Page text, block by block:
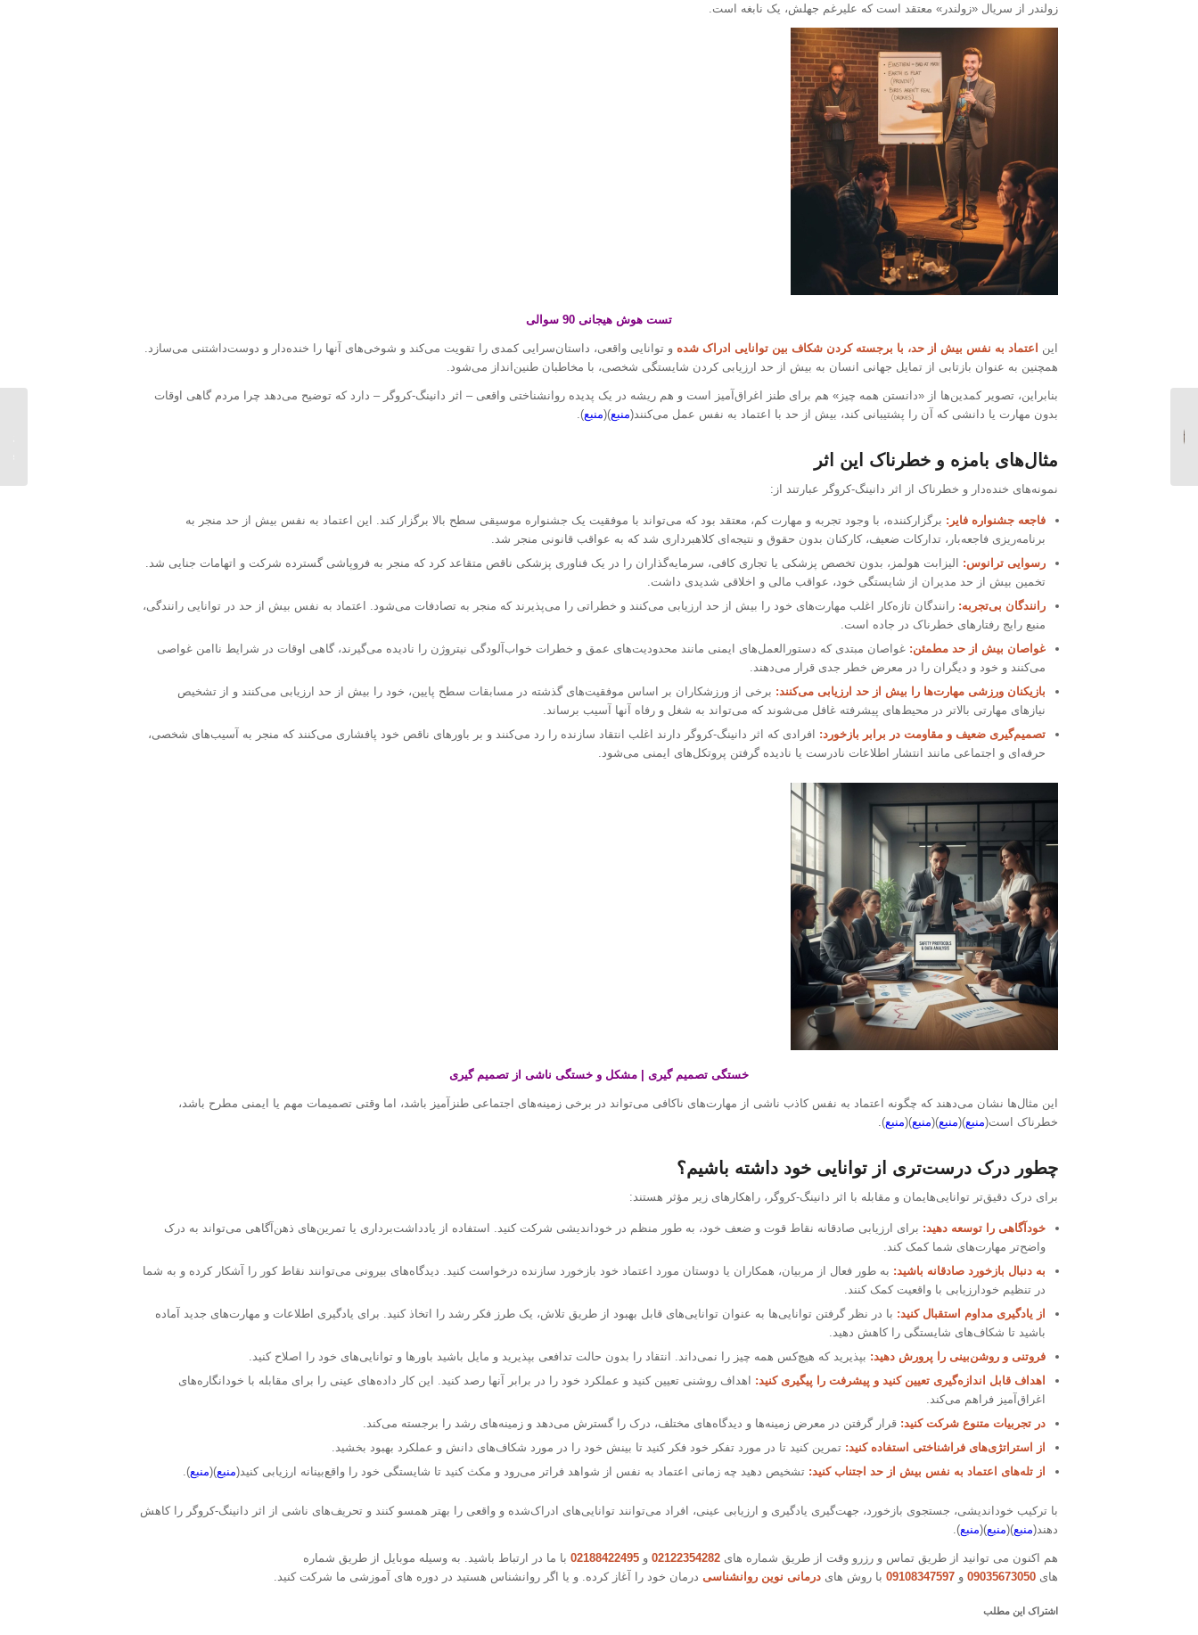
زولندر از سریال «زولندر» معتقد است که علیرغم جهلش، یک نابغه است.
تست هوش هیجانی 90 سوالی
این اعتماد به نفس بیش از حد، با برجسته کردن شکاف بین توانایی ادراک شده و توانایی واقعی، داستان‌سرایی کمدی را تقویت می‌کند و شوخی‌های آنها را خنده‌دار و دوست‌داشتنی می‌سازد.
همچنین به عنوان بازتابی از تمایل جهانی انسان به بیش از حد ارزیابی کردن شایستگی شخصی، با مخاطبان طنین‌انداز می‌شود.
بنابراین، تصویر کمدین‌ها از «دانستن همه چیز» هم برای طنز اغراق‌آمیز است و هم ریشه در یک پدیده روانشناختی واقعی – اثر دانینگ-کروگر – دارد که توضیح می‌دهد چرا مردم گاهی اوقات
بدون مهارت یا دانشی که آن را پشتیبانی کند، بیش از حد با اعتماد به نفس عمل می‌کنند(منبع)(منبع).
مثال‌های بامزه و خطرناک این اثر
نمونه‌های خنده‌دار و خطرناک از اثر دانینگ-کروگر عبارتند از:
فاجعه جشنواره فایر: برگزارکننده، با وجود تجربه و مهارت کم، معتقد بود که می‌تواند با موفقیت یک جشنواره موسیقی سطح بالا برگزار کند. این اعتماد به نفس بیش از حد منجر به
برنامه‌ریزی فاجعه‌بار، تدارکات ضعیف، کارکنان بدون حقوق و نتیجه‌ای کلاهبرداری شد که به عواقب قانونی منجر شد.
رسوایی ترانوس: الیزابت هولمز، بدون تخصص پزشکی یا تجاری کافی، سرمایه‌گذاران را در یک فناوری پزشکی ناقص متقاعد کرد که منجر به فروپاشی گسترده شرکت و اتهامات جنایی شد.
تخمین بیش از حد مدیران از شایستگی خود، عواقب مالی و اخلاقی شدیدی داشت.
رانندگان بی‌تجربه: رانندگان تازه‌کار اغلب مهارت‌های خود را بیش از حد ارزیابی می‌کنند و خطراتی را می‌پذیرند که منجر به تصادفات می‌شود. اعتماد به نفس بیش از حد در توانایی رانندگی،
منبع رایج رفتارهای خطرناک در جاده است.
غواصان بیش از حد مطمئن: غواصان مبتدی که دستورالعمل‌های ایمنی مانند محدودیت‌های عمق و خطرات خواب‌آلودگی نیتروژن را نادیده می‌گیرند، گاهی اوقات در شرایط ناامن غواصی
می‌کنند و خود و دیگران را در معرض خطر جدی قرار می‌دهند.
بازیکنان ورزشی مهارت‌ها را بیش از حد ارزیابی می‌کنند: برخی از ورزشکاران بر اساس موفقیت‌های گذشته در مسابقات سطح پایین، خود را بیش از حد ارزیابی می‌کنند و از تشخیص
نیازهای مهارتی بالاتر در محیط‌های پیشرفته غافل می‌شوند که می‌تواند به شغل و رفاه آنها آسیب برساند.
تصمیم‌گیری ضعیف و مقاومت در برابر بازخورد: افرادی که اثر دانینگ-کروگر دارند اغلب انتقاد سازنده را رد می‌کنند و بر باورهای ناقص خود پافشاری می‌کنند که منجر به آسیب‌های شخصی،
حرفه‌ای و اجتماعی مانند انتشار اطلاعات نادرست یا نادیده گرفتن پروتکل‌های ایمنی می‌شود.
خستگی تصمیم گیری | مشکل و خستگی ناشی از تصمیم گیری
این مثال‌ها نشان می‌دهند که چگونه اعتماد به نفس کاذب ناشی از مهارت‌های ناکافی می‌تواند در برخی زمینه‌های اجتماعی طنزآمیز باشد، اما وقتی تصمیمات مهم یا ایمنی مطرح باشد،
خطرناک است(منبع)(منبع)(منبع)(منبع).
چطور درک درست‌تری از توانایی خود داشته باشیم؟
برای درک دقیق‌تر توانایی‌هایمان و مقابله با اثر دانینگ-کروگر، راهکارهای زیر مؤثر هستند:
خودآگاهی را توسعه دهید: برای ارزیابی صادقانه نقاط قوت و ضعف خود، به طور منظم در خوداندیشی شرکت کنید. استفاده از یادداشت‌برداری یا تمرین‌های ذهن‌آگاهی می‌تواند به درک
واضح‌تر مهارت‌های شما کمک کند.
به دنبال بازخورد صادقانه باشید: به طور فعال از مربیان، همکاران یا دوستان مورد اعتماد خود بازخورد سازنده درخواست کنید. دیدگاه‌های بیرونی می‌توانند نقاط کور را آشکار کرده و به شما
در تنظیم خودارزیابی با واقعیت کمک کنند.
از یادگیری مداوم استقبال کنید: با در نظر گرفتن توانایی‌ها به عنوان توانایی‌های قابل بهبود از طریق تلاش، یک طرز فکر رشد را اتخاذ کنید. برای یادگیری اطلاعات و مهارت‌های جدید آماده
باشید تا شکاف‌های شایستگی را کاهش دهید.
فروتنی و روشن‌بینی را پرورش دهید: بپذیرید که هیچ‌کس همه چیز را نمی‌داند. انتقاد را بدون حالت تدافعی بپذیرید و مایل باشید باورها و توانایی‌های خود را اصلاح کنید.
اهداف قابل اندازه‌گیری تعیین کنید و پیشرفت را پیگیری کنید: اهداف روشنی تعیین کنید و عملکرد خود را در برابر آنها رصد کنید. این کار داده‌های عینی را برای مقابله با خودانگاره‌های
اغراق‌آمیز فراهم می‌کند.
در تجربیات متنوع شرکت کنید: قرار گرفتن در معرض زمینه‌ها و دیدگاه‌های مختلف، درک را گسترش می‌دهد و زمینه‌های رشد را برجسته می‌کند.
از استراتژی‌های فراشناختی استفاده کنید: تمرین کنید تا در مورد تفکر خود فکر کنید تا بینش خود را در مورد شکاف‌های دانش و عملکرد بهبود بخشید.
از تله‌های اعتماد به نفس بیش از حد اجتناب کنید: تشخیص دهید چه زمانی اعتماد به نفس از شواهد فراتر می‌رود و مکث کنید تا شایستگی خود را واقع‌بینانه ارزیابی کنید(منبع)(منبع).
با ترکیب خوداندیشی، جستجوی بازخورد، جهت‌گیری یادگیری و ارزیابی عینی، افراد می‌توانند توانایی‌های ادراک‌شده و واقعی را بهتر همسو کنند و تحریف‌های ناشی از اثر دانینگ-کروگر را کاهش
دهند(منبع)(منبع)(منبع).
هم اکنون می توانید از طریق تماس و رزرو وقت از طریق شماره های 02122354282 و
با ما در ارتباط باشید. به وسیله موبایل از طریق شماره
های 09035673050 و 09108347597 با روش های درمانی نوین روانشناسی درمان خود را آغاز کرده. و یا اگر روانشناس هستید در دوره های آموزشی ما شرکت کنید.
اشتراک این مطلب
سوگیری خودخواهی؛ چرا
می‌دانیم؟...